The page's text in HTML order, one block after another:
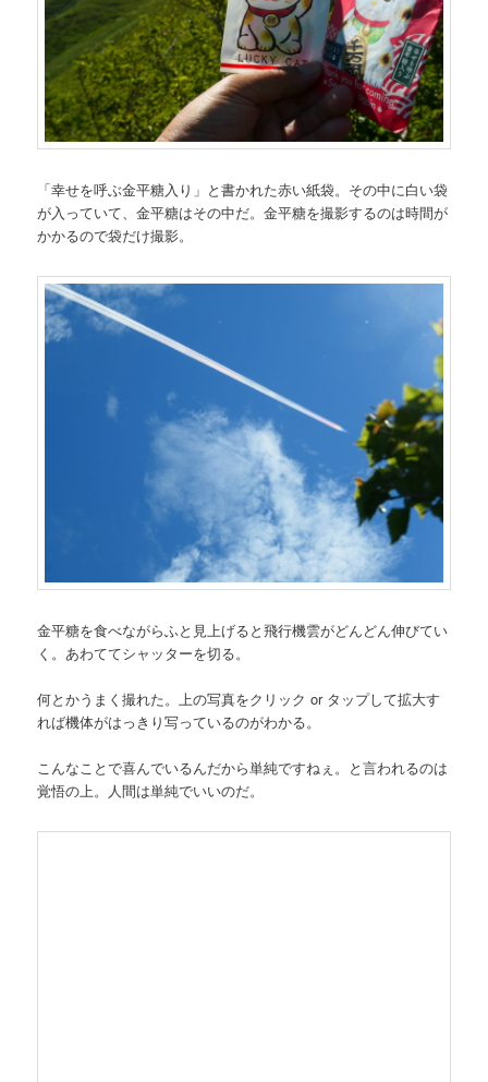
「幸せを呼ぶ金平糖入り」と書かれた赤い紙袋。その中に白い袋
が入っていて、金平糖はその中だ。金平糖を撮影するのは時間が
かかるので袋だけ撮影。
金平糖を食べながらふと見上げると飛行機雲がどんどん伸びてい
く。あわててシャッターを切る。
何とかうまく撮れた。上の写真をクリック or タップして拡大す
れば機体がはっきり写っているのがわかる。
こんなことで喜んでいるんだから単純ですねぇ。と言われるのは
覚悟の上。人間は単純でいいのだ。